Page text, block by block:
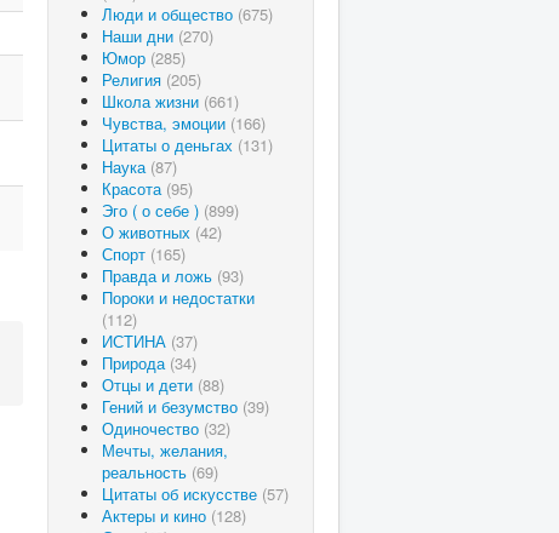
Люди и общество (675)
Наши дни (270)
Юмор (285)
Религия (205)
Школа жизни (661)
Чувства, эмоции (166)
Цитаты о деньгах (131)
Наука (87)
Красота (95)
Эго ( о себе ) (899)
О животных (42)
Спорт (165)
Правда и ложь (93)
Пороки и недостатки
(112)
ИСТИНА (37)
Природа (34)
Отцы и дети (88)
Гений и безумство (39)
Одиночество (32)
Мечты, желания,
реальность (69)
Цитаты об искусстве (57)
Актеры и кино (128)